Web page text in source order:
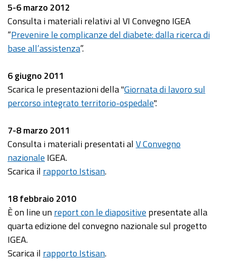
5-6 marzo 2012
Consulta i materiali relativi al VI Convegno IGEA
“Prevenire le complicanze del diabete: dalla ricerca di
base all’assistenza”.
6 giugno 2011
Scarica le presentazioni della "Giornata di lavoro sul
percorso integrato territorio-ospedale".
7-8 marzo 2011
Consulta i materiali presentati alV Convegno
nazionale IGEA.
Scarica il rapporto Istisan.
18 febbraio 2010
È on line unreport con le diapositive presentate alla
quarta edizione del convegno nazionale sul progetto
IGEA.
Scarica il rapporto Istisan.